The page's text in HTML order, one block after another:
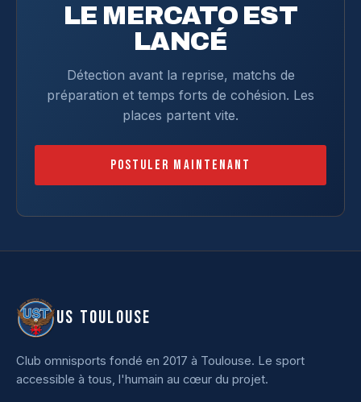
LE MERCATO EST
LANCÉ
Détection avant la reprise, matchs de
préparation et temps forts de cohésion. Les
places partent vite.
Postuler maintenant
US TOULOUSE
Club omnisports fondé en 2017 à Toulouse. Le sport
accessible à tous, l'humain au cœur du projet.